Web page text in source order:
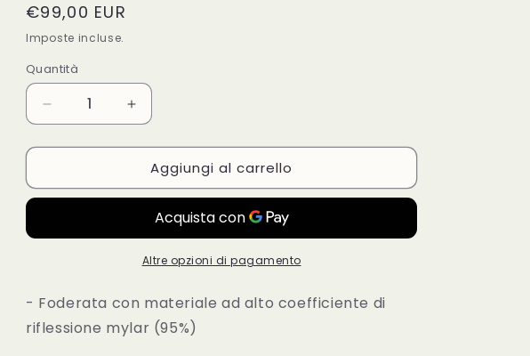
Prezzo
di
listino
€99,00 EUR
Imposte incluse.
Quantità
Diminuisci
quantità
per
Classic
Aumenta
quantità
per
60x60x140-
Classic
Mammoth
Aggiungi al carrello
Altre opzioni di pagamento
- Foderata con materiale ad alto coefficiente di
riflessione mylar (95%)